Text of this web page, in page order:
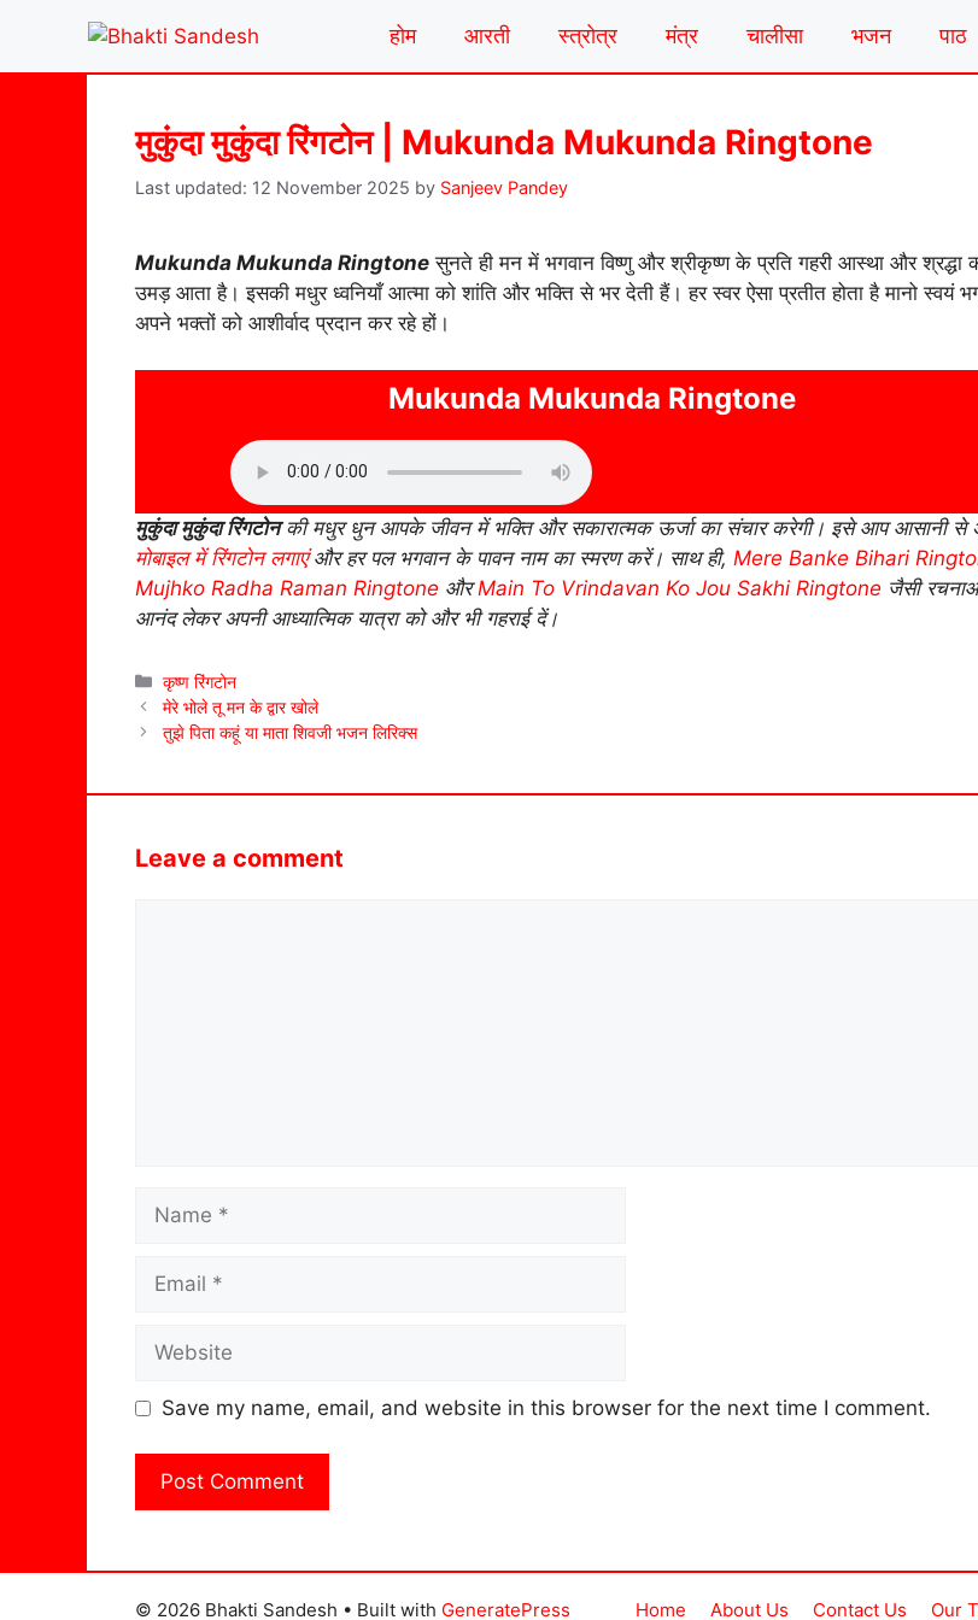
content
होम आरती स्त्रोत्र मंत्र चालीसा भजन पाठ
मुकुंदा मुकुंदा रिंगटोन | Mukunda Mukunda Ringtone
12 November 2025 by Sanjeev Pandey
Mukunda Mukunda Ringtone सुनते ही मन में भगवान विष्णु और श्रीकृष्ण के प्रति गहरी आस्था और श्रद्धा
उमड़ आता है। इसकी मधुर ध्वनियाँ आत्मा को शांति और भक्ति से भर देती हैं। हर स्वर ऐसा प्रतीत होता है मानो स्वयं
अपने भक्तों को आशीर्वाद प्रदान कर रहे हों।
Mukunda Mukunda Ringtone
मुकुंदा मुकुंदा रिंगटोनकी मधुर धुन आपके जीवन में भक्ति और सकारात्मक ऊर्जा का संचार करेगी। इसे आप आसानी से
मोबाइल में रिंगटोन लगाएंऔर हर पल भगवान के पावन नाम का स्मरण करें। साथ ही, Mere Banke Bihari
Mujhko Radha Raman Ringtone औरMain To Vrindavan Ko Jou Sakhi Ringtone जैसी
आनंद लेकर अपनी आध्यात्मिक यात्रा को और भी गहराई दें।
Categories
कृष्ण रिंगटोन
मेरे भोले तू मन के द्वार खोले
तुझे पिता कहूं या माता शिवजी भजन लिरिक्स
Leave a comment
Save my name, email, and website in this browser for the next time I comment.
Home About Us Contact Us Our
© 2026 Bhakti Sandesh • Built with GeneratePress